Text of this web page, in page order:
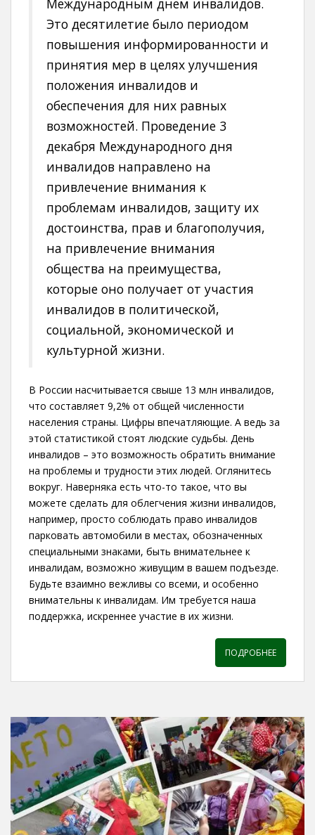
Международным днем инвалидов.
Это десятилетие было периодом
повышения информированности и
принятия мер в целях улучшения
положения инвалидов и
обеспечения для них равных
возможностей. Проведение 3
декабря Международного дня
инвалидов направлено на
привлечение внимания к
проблемам инвалидов, защиту их
достоинства, прав и благополучия,
на привлечение внимания
общества на преимущества,
которые оно получает от участия
инвалидов в политической,
социальной, экономической и
культурной жизни.
В России насчитывается свыше 13 млн инвалидов,
что составляет 9,2% от общей численности
населения страны. Цифры впечатляющие. А ведь за
этой статистикой стоят людские судьбы. День
инвалидов – это возможность обратить внимание
на проблемы и трудности этих людей. Оглянитесь
вокруг. Наверняка есть что-то такое, что вы
можете сделать для облегчения жизни инвалидов,
например, просто соблюдать право инвалидов
парковать автомобили в местах, обозначенных
специальными знаками, быть внимательнее к
инвалидам, возможно живущим в вашем подъезде.
Будьте взаимно вежливы со всеми, и особенно
внимательны к инвалидам. Им требуется наша
поддержка, искреннее участие в их жизни.
ПОДРОБНЕЕ